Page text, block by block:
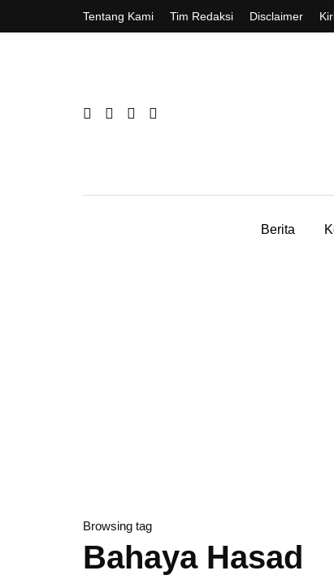
Tentang Kami Tim Redaksi Disclaimer
Berita
Browsing tag
Bahaya Hasad